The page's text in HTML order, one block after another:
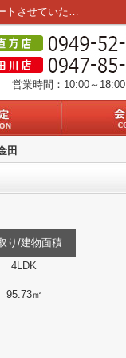
田川郡福智町金田｜｜筑豊エリア3店舗を運営。豊富な実績で様々な物件探しをサポートさせていただきます。
営業時間：10:00～18:00
田
り/建物面積
4LDK
95.73㎡